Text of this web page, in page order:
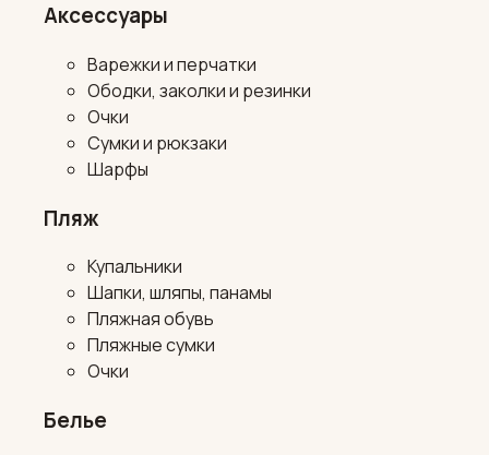
Аксессуары
Варежки и перчатки
Ободки, заколки и резинки
Очки
Сумки и рюкзаки
Шарфы
Пляж
Купальники
Шапки, шляпы, панамы
Пляжная обувь
Пляжные сумки
Очки
Белье